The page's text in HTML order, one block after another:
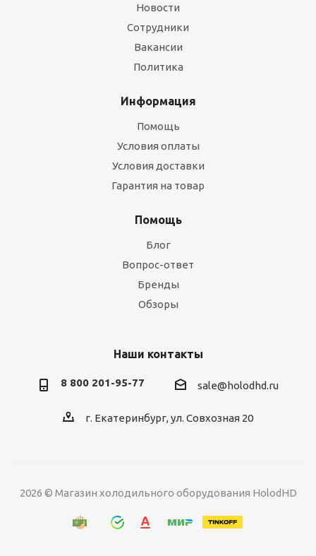
Новости
Сотрудники
Вакансии
Политика
Информация
Помощь
Условия оплаты
Условия доставки
Гарантия на товар
Помощь
Блог
Вопрос-ответ
Бренды
Обзоры
Наши контакты
8 800 201-95-77 sale@holodhd.ru
г. Екатеринбург, ул. Совхозная 20
2026 © Магазин холодильного оборудования HolodHD